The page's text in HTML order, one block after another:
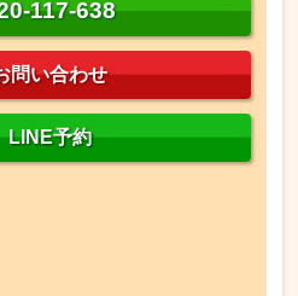
117-638
問い合わせ
LINE予約